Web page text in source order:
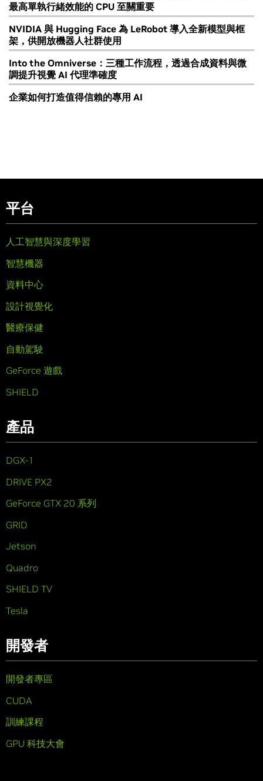
最高單執行緒效能的 CPU 至關重要
NVIDIA 與 Hugging Face 為 LeRobot 導入全新模型與框
架，供開放機器人社群使用
Into the Omniverse：三種工作流程，透過合成資料與微
調提升視覺 AI 代理準確度
企業如何打造值得信賴的專用 AI
平台
人工智慧與深度學習
智慧機器
資料中心
設計視覺化
醫療保健
自動駕駛
GeForce 遊戲
SHIELD
產品
DGX-1
DRIVE PX2
GeForce GTX 20 系列
GRID
Jetson
Quadro
SHIELD TV
Tesla
開發者
開發者專區
CUDA
訓練課程
GPU 科技大會